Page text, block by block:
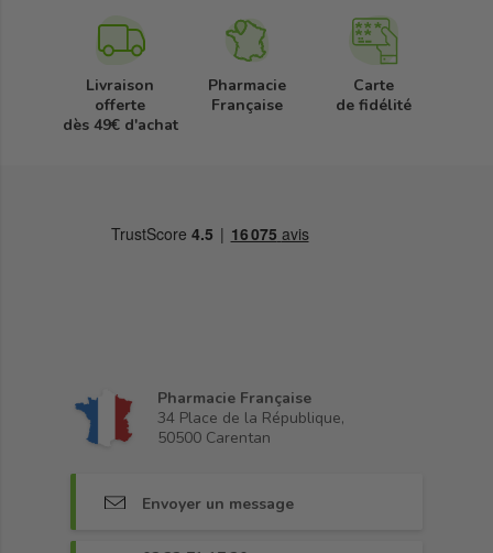
Livraison
offerte
dès 49€ d'achat
Pharmacie
Française
Carte
de fidélité
Pharmacie Française
34 Place de la République,
50500 Carentan
Envoyer un message